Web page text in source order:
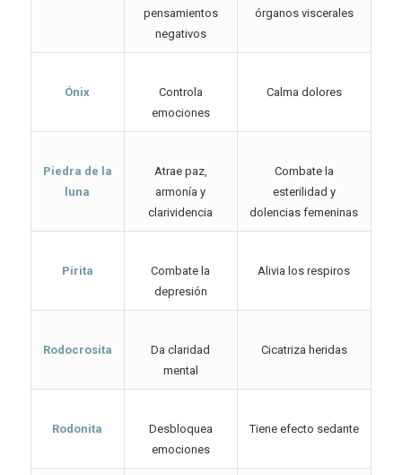
pensamientos
negativos
órganos viscerales
Ónix
Controla
emociones
Calma dolores
Piedra de la
luna
Atrae paz,
armonía y
clarividencia
Combate la
esterilidad y
dolencias femeninas
Pirita
Combate la
depresión
Alivia los respiros
Rodocrosita
Da claridad
mental
Cicatriza heridas
Rodonita
Desbloquea
emociones
Tiene efecto sedante